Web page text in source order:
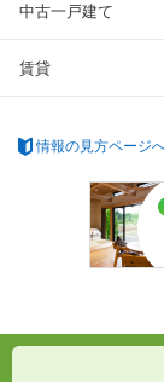
中古一戸建て
賃貸
情報の見方ページ